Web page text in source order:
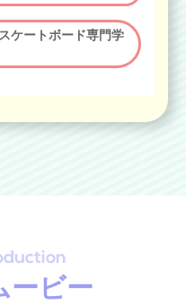
ケートボード専門学
ービー